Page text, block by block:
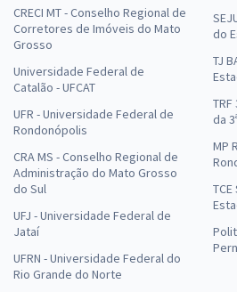
CRECI MT - Conselho Regional de
Corretores de Imóveis do Mato
Grosso
Universidade Federal de
Catalão - UFCAT
UFR - Universidade Federal de
Rondonópolis
CRA MS - Conselho Regional de
Administração do Mato Grosso
do Sul
UFJ - Universidade Federal de
Jataí
UFRN - Universidade Federal do
Rio Grande do Norte
do
TJ
da
MP